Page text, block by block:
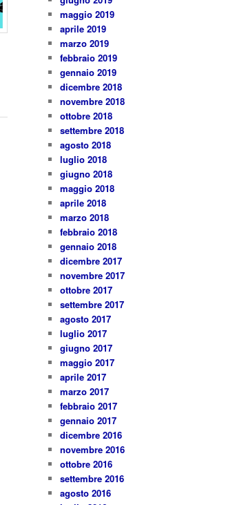
maggio 2019
aprile 2019
marzo 2019
febbraio 2019
gennaio 2019
dicembre 2018
novembre 2018
ottobre 2018
settembre 2018
agosto 2018
luglio 2018
giugno 2018
maggio 2018
aprile 2018
marzo 2018
febbraio 2018
gennaio 2018
dicembre 2017
novembre 2017
ottobre 2017
settembre 2017
agosto 2017
luglio 2017
giugno 2017
maggio 2017
aprile 2017
marzo 2017
febbraio 2017
gennaio 2017
dicembre 2016
novembre 2016
ottobre 2016
settembre 2016
agosto 2016